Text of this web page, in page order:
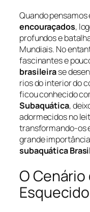
Quando pensamos
encouraçados,
profundos e
Mundiais. No
fascinantes e
brasileirase
rios do interior do
ficou conhecido
Subaquática,
adormecidos no
transformando-os
grande
subaquática
O
Esquecido